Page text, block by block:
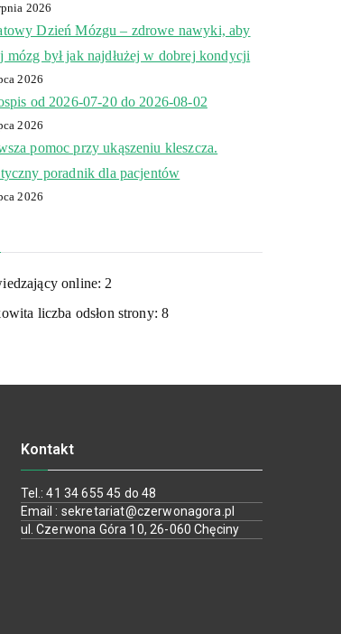
2026
Dzień Mózgu – zdrowe nawyki, aby
mózg był jak najdłużej w dobrej kondycji
2026
od 2026-07-20 do 2026-08-02
2026
pomoc przy ukąszeniu kleszcza.
poradnik dla pacjentów
2026
online: 2
liczba odsłon strony:8
Kontakt
Tel.: 41 34 655 45 do 48
Email : sekretariat@czerwonagora.pl
ul. Czerwona Góra 10, 26-060 Chęciny